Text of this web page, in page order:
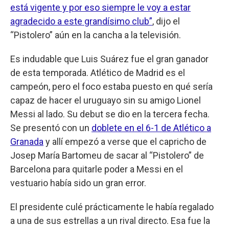
está vigente y por eso siempre le voy a estar
agradecido a este grandísimo club”, dijo el
“Pistolero” aún en la cancha a la televisión.
Es indudable que Luis Suárez fue el gran ganador
de esta temporada. Atlético de Madrid es el
campeón, pero el foco estaba puesto en qué sería
capaz de hacer el uruguayo sin su amigo Lionel
Messi al lado. Su debut se dio en la tercera fecha.
Se presentó con un doblete en el 6-1 de Atlético a
Granada y allí empezó a verse que el capricho de
Josep María Bartomeu de sacar al “Pistolero” de
Barcelona para quitarle poder a Messi en el
vestuario había sido un gran error.
El presidente culé prácticamente le había regalado
a una de sus estrellas a un rival directo. Esa fue la